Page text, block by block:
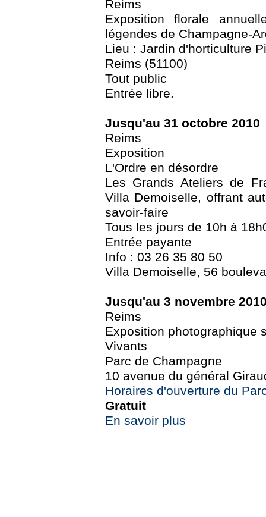
Reims
Exposition florale
légendes de Champagne-
Lieu : Jardin d'horticulture
Reims (51100)
Tout public
Entrée libre.
Jusqu'au 31 octobre 2010
Reims
Exposition
L'Ordre en désordre
Les Grands Ateliers de
Villa Demoiselle, offrant
savoir-faire
Tous les jours de 10h à
Entrée payante
Info : 03 26 35 80 50
Villa Demoiselle, 56
Jusqu'au 3 novembre
Reims
Exposition photographique
Vivants
Parc de Champagne
10 avenue du général
Horaires d'ouverture du
Gratuit
En savoir plus